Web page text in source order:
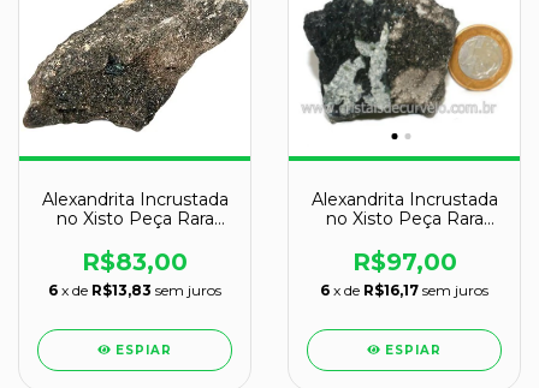
Alexandrita Incrustada
no Xisto Peça Rara
R$83,00
6 x de R$13,83 sem juros
ESPIAR
Alexandrita Incrustada
no Xisto Peça Rara
R$97,00
6 x de R$16,17 sem juros
ESPIAR